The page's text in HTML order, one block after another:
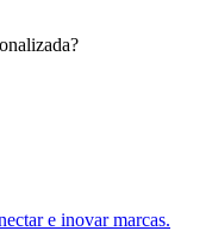
e inovar marcas.